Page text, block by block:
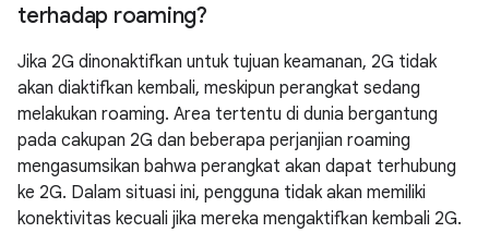
terhadap roaming?
Jika 2G dinonaktifkan untuk tujuan keamanan, 2G tidak
akan diaktifkan kembali, meskipun perangkat sedang
melakukan roaming. Area tertentu di dunia bergantung
pada cakupan 2G dan beberapa perjanjian roaming
mengasumsikan bahwa perangkat akan dapat terhubung
ke 2G. Dalam situasi ini, pengguna tidak akan memiliki
konektivitas kecuali jika mereka mengaktifkan kembali 2G.